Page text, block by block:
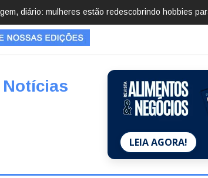
mil desaparecimentos em 2025, diz Anuário de
LEIA AGORA!